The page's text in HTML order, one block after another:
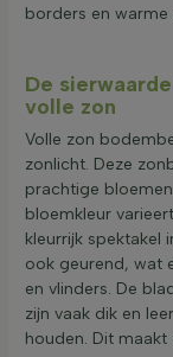
borders en warme
De
volle zon
Volle zon
zonlicht. Deze
prachtige
bloemkleur
kleurrijk spektakel
ook geurend, wat
en vlinders. De
zijn vaak dik en
houden. Dit